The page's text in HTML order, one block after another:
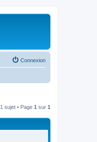
Connexion
1 sujet • Page 1 sur 1